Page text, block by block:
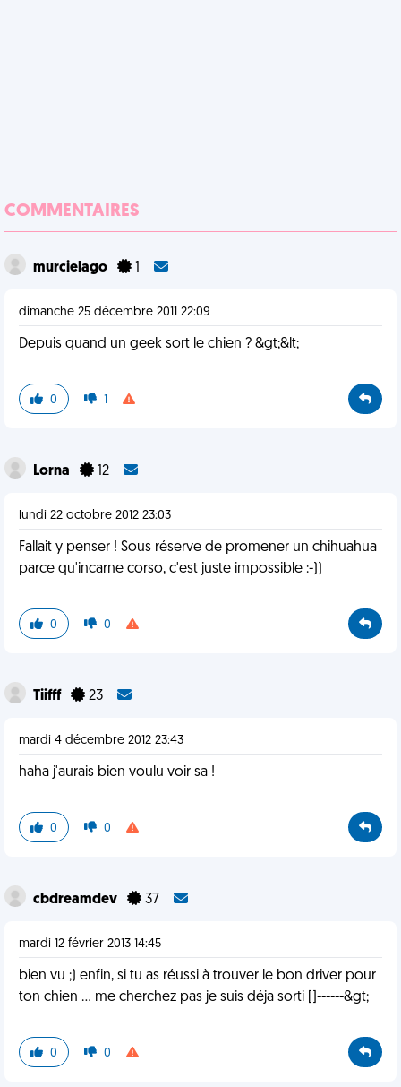
COMMENTAIRES
murcielago
dimanche 25 décembre 2011 22:09
Depuis quand un geek sort le chien ? &gt;&lt;
0 1
Lorna 12
lundi 22 octobre 2012 23:03
Fallait y penser ! Sous réserve de promener un chihuahua
parce qu'incarne corso, c'est juste impossible :-))
0 0
Tiifff 23
mardi 4 décembre 2012 23:43
haha j'aurais bien voulu voir sa !
0 0
cbdreamdev 37
mardi 12 février 2013 14:45
bien vu ;) enfin, si tu as réussi à trouver le bon driver pour
ton chien ... me cherchez pas je suis déja sorti []------&gt;
0 0